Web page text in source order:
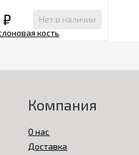
₽ Нет в наличии
Компания
О нас
Доставка